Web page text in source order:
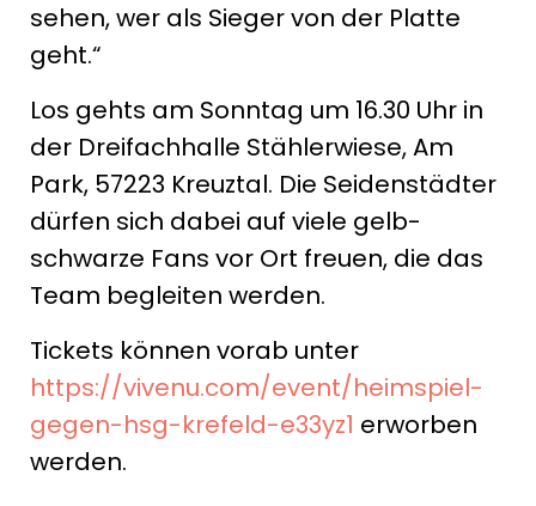
sehen, wer als Sieger von der Platte
geht.“
Los gehts am Sonntag um 16.30 Uhr in
der Dreifachhalle Stählerwiese, Am
Park, 57223 Kreuztal. Die Seidenstädter
dürfen sich dabei auf viele gelb-
schwarze Fans vor Ort freuen, die das
Team begleiten werden.
Tickets können vorab unter
https://vivenu.com/event/heimspiel-
gegen-hsg-krefeld-e33yz1 erworben
werden.